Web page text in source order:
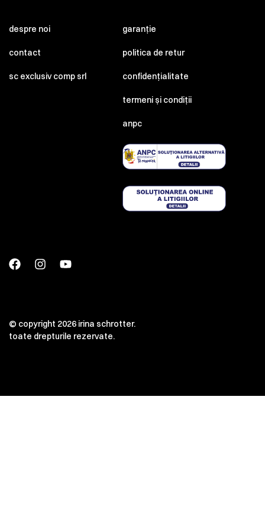
despre noi
contact
sc exclusiv comp srl
garanție
politica de retur
confidențialitate
termeni și condiții
anpc
© copyright 2026 irina schrotter.
toate drepturile rezervate.